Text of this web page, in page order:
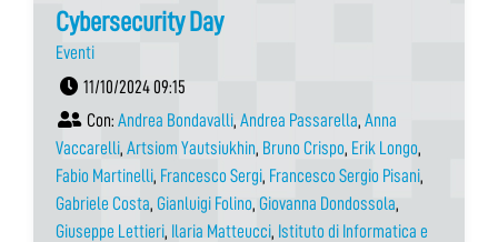
Cybersecurity Day
Eventi
11/10/2024 09:15
Con: Andrea Bondavalli, Andrea Passarella, Anna
Vaccarelli, Artsiom Yautsiukhin, Bruno Crispo, Erik Longo,
Fabio Martinelli, Francesco Sergi, Francesco Sergio Pisani,
Gabriele Costa, Gianluigi Folino, Giovanna Dondossola,
Giuseppe Lettieri, Ilaria Matteucci, Istituto di Informatica e